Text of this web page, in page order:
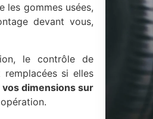
les gommes usées,
devant vous,
le contrôle de
si elles
dimensions sur